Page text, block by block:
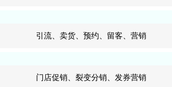
引流、卖货、预约、留客、营销
门店促销、裂变分销、发券营销